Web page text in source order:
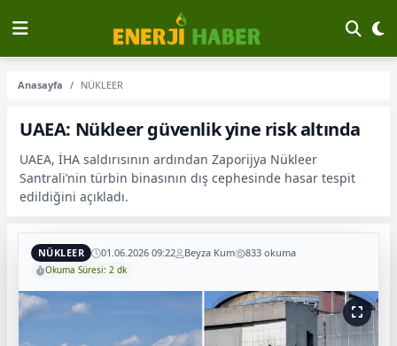
Anasayfa NÜKLEER
UAEA: Nükleer güvenlik yine risk altında
UAEA, İHA saldırısının ardından Zaporijya Nükleer
Santrali’nin türbin binasının dış cephesinde hasar tespit
edildiğini açıkladı.
NÜKLEER 01.06.2026 09:22 Beyza Kum 833 okuma
Okuma Süresi: 2 dk